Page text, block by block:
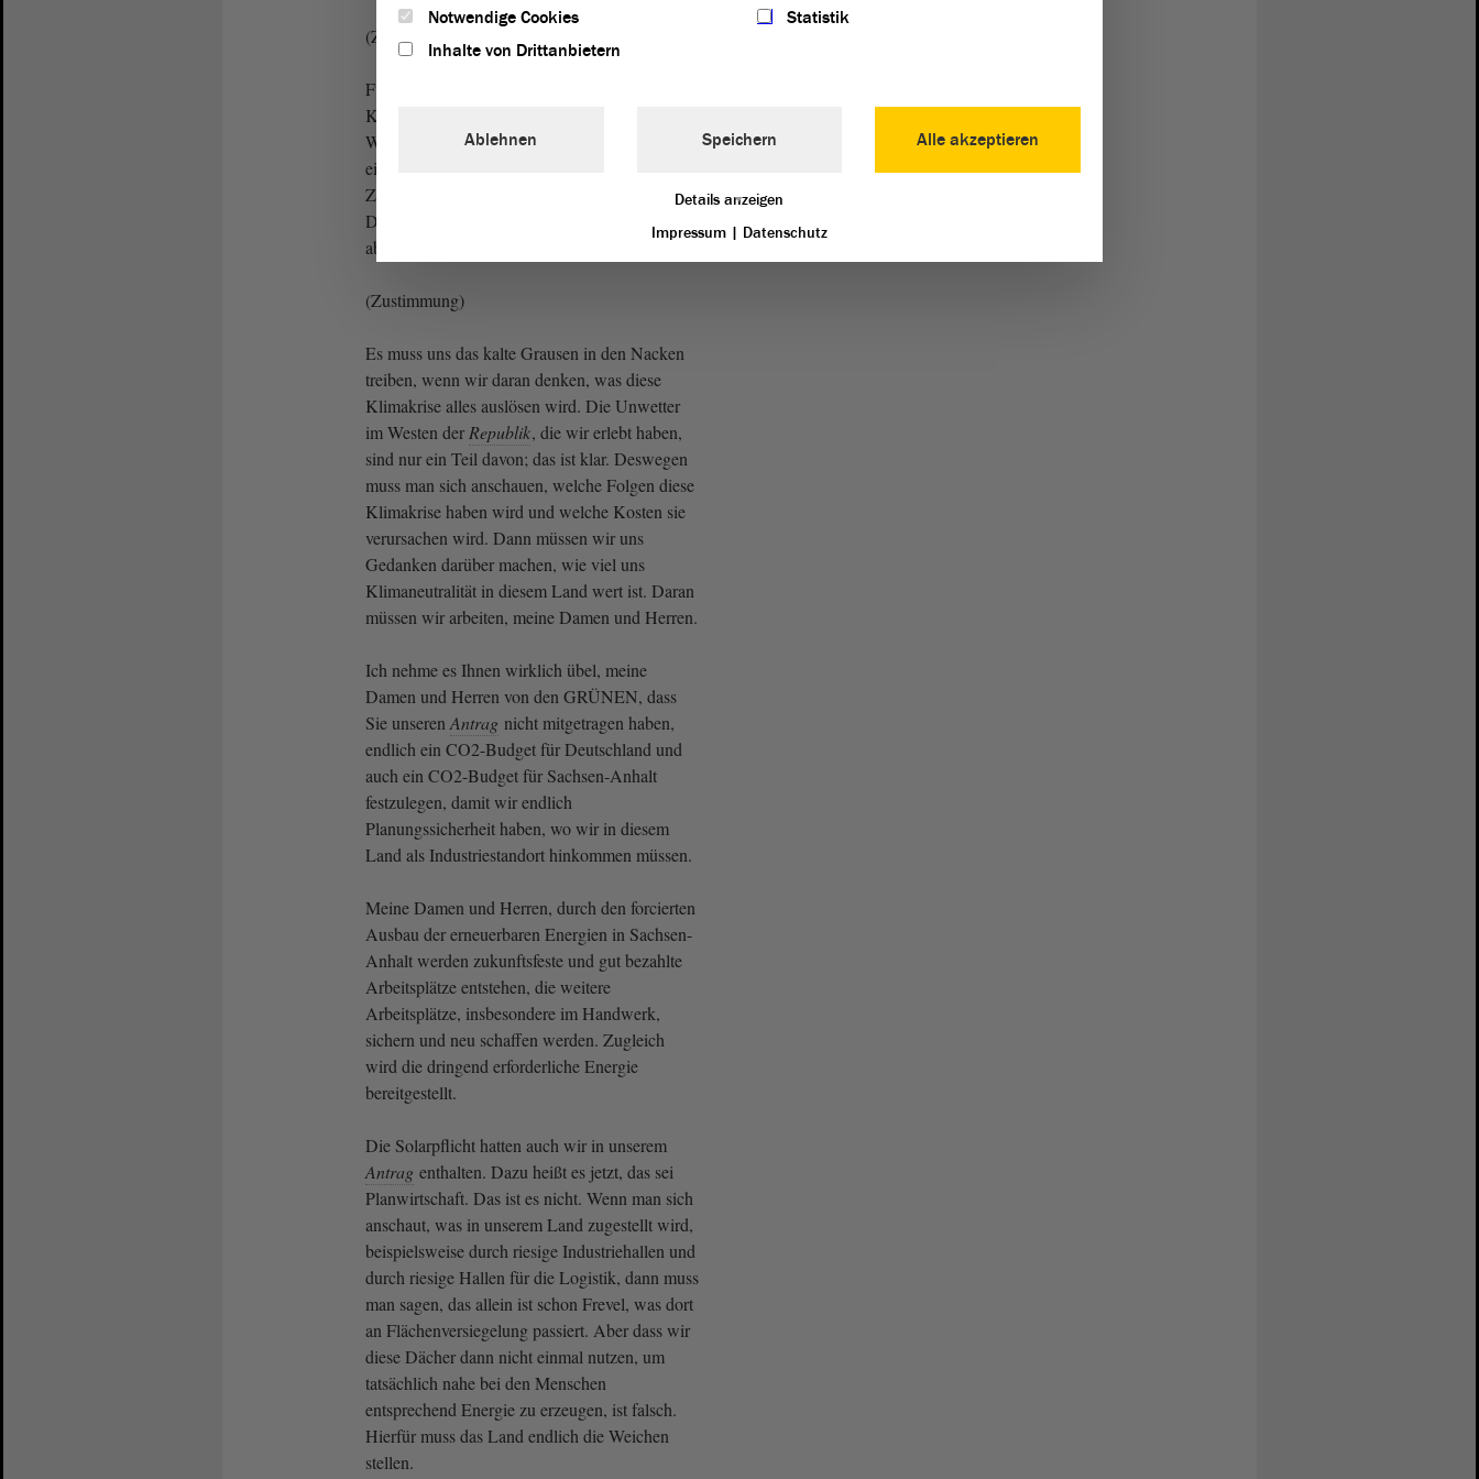
(Zustimmung)
Für die bis zum Jahr 2035 notwenige
Klimaneutralität und für die Umsetzung der
Wasserstoffstrategie des Landes brauchen wir
einen ganz anderen Fahrplan mit exakten
Zielsetzungen und Zwischenzielen. Meine
Damen und Herren, einigen ist das nicht klar,
aber die Klimakrise ist real.
(Zustimmung)
Es muss uns das kalte Grausen in den Nacken
treiben, wenn wir daran denken, was diese
Klimakrise alles auslösen wird. Die Unwetter
im Westen der Republik, die wir erlebt haben,
sind nur ein Teil davon; das ist klar. Deswegen
muss man sich anschauen, welche Folgen diese
Klimakrise haben wird und welche Kosten sie
verursachen wird. Dann müssen wir uns
Gedanken darüber machen, wie viel uns
Klimaneutralität in diesem Land wert ist. Daran
müssen wir arbeiten, meine Damen und Herren.
Ich nehme es Ihnen wirklich übel, meine
Damen und Herren von den GRÜNEN, dass
Sie unseren Antrag nicht mitgetragen haben,
endlich ein CO2-Budget für Deutschland und
auch ein CO2-Budget für Sachsen-Anhalt
festzulegen, damit wir endlich
Planungssicherheit haben, wo wir in diesem
Land als Industriestandort hinkommen müssen.
Meine Damen und Herren, durch den forcierten
Ausbau der erneuerbaren Energien in Sachsen-
Anhalt werden zukunftsfeste und gut bezahlte
Arbeitsplätze entstehen, die weitere
Arbeitsplätze, insbesondere im Handwerk,
sichern und neu schaffen werden. Zugleich
wird die dringend erforderliche Energie
bereitgestellt.
Die Solarpflicht hatten auch wir in unserem
Antrag enthalten. Dazu heißt es jetzt, das sei
Planwirtschaft. Das ist es nicht. Wenn man sich
anschaut, was in unserem Land zugestellt wird,
beispielsweise durch riesige Industriehallen und
durch riesige Hallen für die Logistik, dann muss
man sagen, das allein ist schon Frevel, was dort
an Flächenversiegelung passiert. Aber dass wir
diese Dächer dann nicht einmal nutzen, um
tatsächlich nahe bei den Menschen
entsprechend Energie zu erzeugen, ist falsch.
Hierfür muss das Land endlich die Weichen
stellen.
Notwendige Cookies
Statistik
Inhalte von Drittanbietern
Alle akzeptieren
Ablehnen Speichern
Details anzeigen
Impressum | Datenschutz